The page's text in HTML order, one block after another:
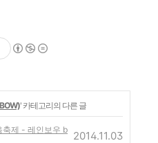
' 카테고리의 다른 글
제 - 레인보우 b 2014.11.03